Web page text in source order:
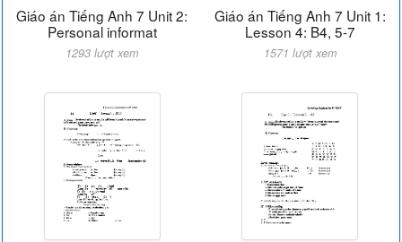
Giáo án Tiếng Anh 7 Unit 2:
Personal informat
1293 lượt xem
Giáo án Tiếng Anh 7 Unit 1:
Lesson 4: B4, 5-7
1571 lượt xem